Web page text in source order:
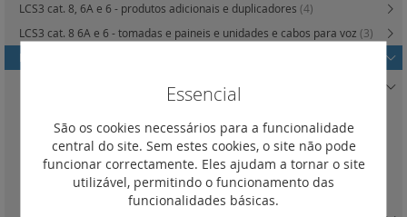
LCS3 cat. 8, 6A e 6 - produtos adicionais e duplicadores (4)
LCS3 cat. 8 6A e 6 - tomadas e paineis e unidades e cabos para voz (3)
LCS3 cat. 8, 6A e 6 - acessórios
(1)
RJ45 cat. 5e (2)
Coberturas RJ45(2)
Essencial
São os cookies necessários para a funcionalidade
central do site. Sem estes cookies, o site não pode
funcionar correctamente. Eles ajudam a tornar o site
utilizável, permitindo o funcionamento das
funcionalidades básicas.